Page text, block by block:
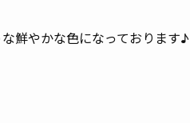
鮮やかな色になっております♪